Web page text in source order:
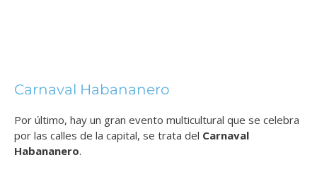
Carnaval Habananero
Por último, hay un gran evento multicultural que se celebra
por las calles de la capital, se trata del Carnaval
Habananero.